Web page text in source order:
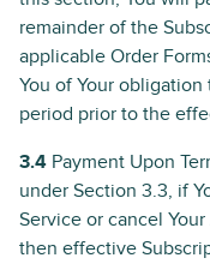
remainder of the
applicable Order
You of Your
period prior to the
3.4 Payment Upon
under Section 3.3, if
Service or cancel
then effective